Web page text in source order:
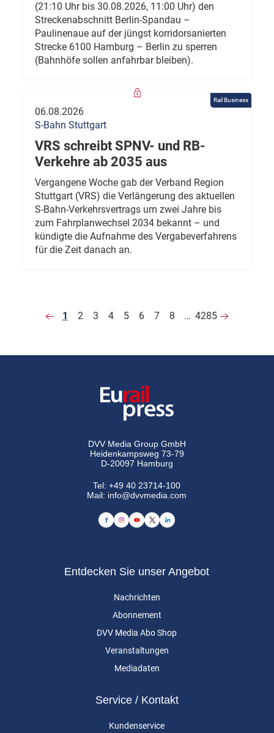
(21:10 Uhr bis 30.08.2026, 11:00 Uhr) den
Streckenabschnitt Berlin-Spandau –
Paulinenaue auf der jüngst korridorsanierten
Strecke 6100 Hamburg – Berlin zu sperren
(Bahnhöfe sollen anfahrbar bleiben).
Rail Business
06.08.2026
S-Bahn Stuttgart
VRS schreibt SPNV- und RB-
Verkehre ab 2035 aus
Vergangene Woche gab der Verband Region
Stuttgart (VRS) die Verlängerung des aktuellen
S-Bahn-Verkehrsvertrags um zwei Jahre bis
zum Fahrplanwechsel 2034 bekannt – und
kündigte die Aufnahme des Vergabeverfahrens
für die Zeit danach an.
1 2 3 4 5 6 7 8 … 4285
DVV Media Group GmbH
Heidenkampsweg 73-79
D-20097 Hamburg
Tel:+49 40 23714-100
Mail: info@dvvmedia.com
Entdecken Sie unser Angebot
Nachrichten
Abonnement
DVV Media Abo Shop
Veranstaltungen
Mediadaten
Service / Kontakt
Kundenservice